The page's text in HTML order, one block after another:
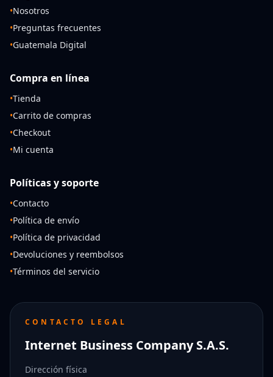
•Nosotros
•Preguntas frecuentes
•Guatemala Digital
Compra en línea
•Tienda
•Carrito de compras
•Checkout
•Mi cuenta
Políticas y soporte
•Contacto
•Política de envío
•Política de privacidad
•Devoluciones y reembolsos
•Términos del servicio
CONTACTO LEGAL
Internet Business Company S.A.S.
Dirección física